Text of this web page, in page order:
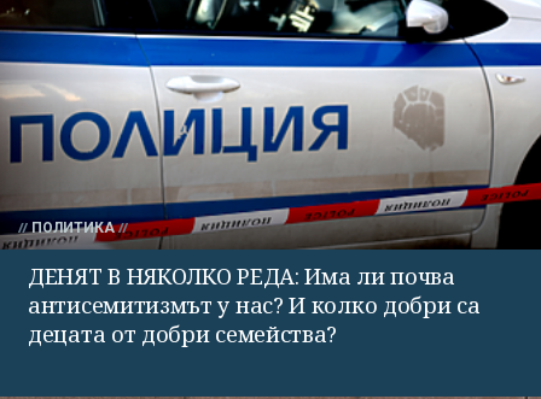
ПОЛИТИКА
ДЕНЯТ В НЯКОЛКО РЕДА: Има ли почва
антисемитизмът у нас? И колко добри са
децата от добри семейства?